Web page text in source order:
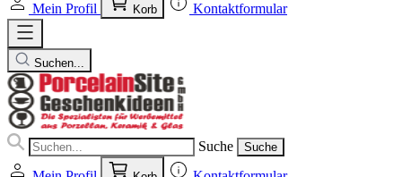
Mein Profil Korb Kontaktformular
Suchen...
Suche Suche